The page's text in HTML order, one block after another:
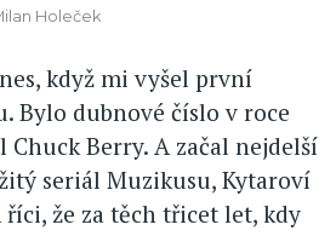
Holeček
když mi vyšel první
Bylo dubnové číslo v roce
Chuck Berry. A začal nejdelší
seriál Muzikusu, Kytaroví
že za těch třicet let, kdy